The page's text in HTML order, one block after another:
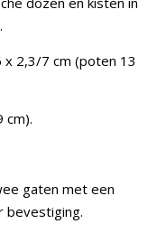
2,3/7 cm (poten 13
cm).
gaten met een
bevestiging.